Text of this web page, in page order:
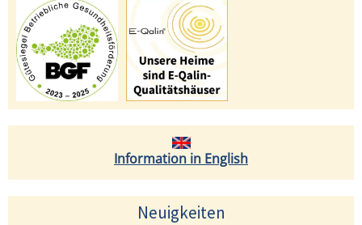
Information in English
Neuigkeiten